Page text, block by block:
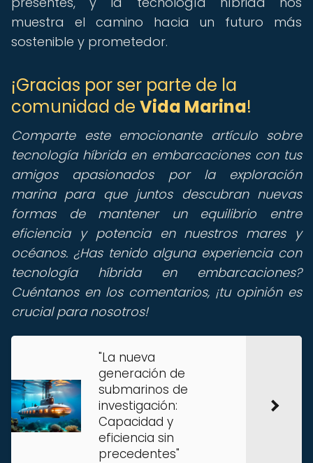
muestra el camino hacia un futuro más
sostenible y prometedor.
¡Gracias por ser parte de la
comunidad de Vida Marina!
Comparte este emocionante artículo sobre
tecnología híbrida en embarcaciones con tus
amigos apasionados por la exploración
marina para que juntos descubran nuevas
formas de mantener un equilibrio entre
eficiencia y potencia en nuestros mares y
océanos. ¿Has tenido alguna experiencia con
tecnología híbrida en embarcaciones?
Cuéntanos en los comentarios, ¡tu opinión es
crucial para nosotros!
"La nueva
generación de
submarinos de
investigación:
Capacidad y
eficiencia sin
precedentes"